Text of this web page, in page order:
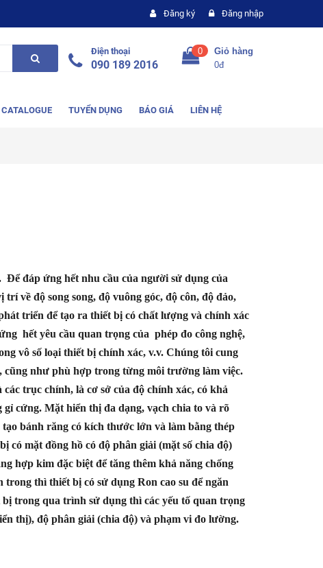
Đăng ký Đăng nhập
Điện thoại
090 189 2016
0
Giỏ hàng
0đ
CATALOGUE TUYỂN DỤNG BÁO GIÁ LIÊN HỆ
đáp ứng hết nhu cầu của người sử dụng của
về độ song song, độ vuông góc, độ côn, độ đảo,
triển để tạo ra thiết bị có chất lượng và chính xác
hết yêu cầu quan trọng của phép đo công nghệ,
vô số loại thiết bị chính xác, v.v. Chúng tôi cung
cũng như phù hợp trong từng môi trường làm việc.
trục chính, là cơ sở của độ chính xác, có khả
cứng. Mặt hiển thị đa dạng, vạch chia to và rõ
bánh răng có kích thước lớn và làm bằng thép
có mặt đồng hồ có độ phân giải (mặt số chia độ)
hợp kim đặc biệt để tăng thêm khả năng chống
thì thiết bị có sử dụng Ron cao su để ngăn
trong qua trình sử dụng thì các yếu tố quan trọng
thị), độ phân giải (chia độ) và phạm vi đo lường.